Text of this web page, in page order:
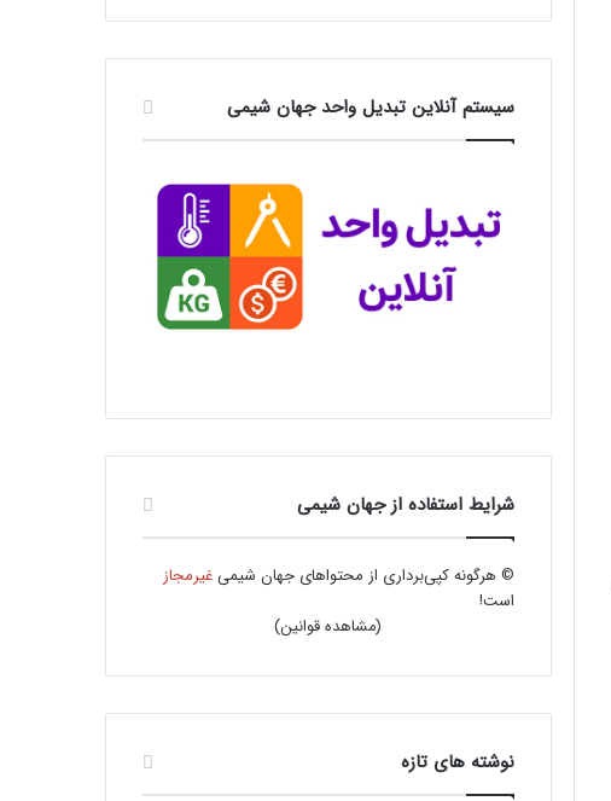
سیستم آنلاین تبدیل واحد جهان شیمی
شرایط استفاده از جهان شیمی
© هرگونه کپی‌برداری از محتواهای جهان شیمیغیرمجاز
است!
(مشاهده قوانین)
نوشته های تازه